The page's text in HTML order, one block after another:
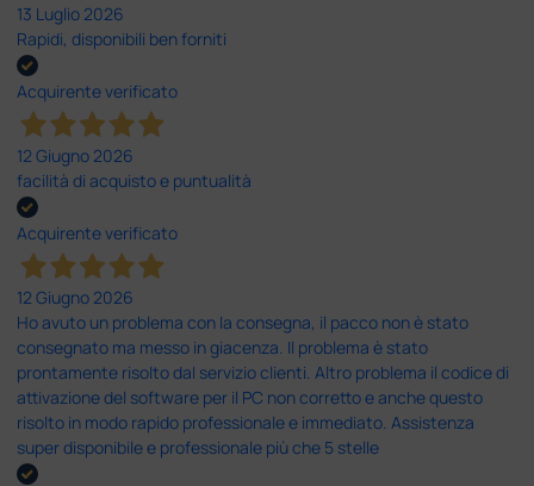
13 Luglio 2026
Rapidi, disponibili ben forniti
Acquirente verificato
12 Giugno 2026
facilità di acquisto e puntualità
Acquirente verificato
12 Giugno 2026
Ho avuto un problema con la consegna, il pacco non è stato
consegnato ma messo in giacenza. Il problema è stato
prontamente risolto dal servizio clienti. Altro problema il codice di
attivazione del software per il PC non corretto e anche questo
risolto in modo rapido professionale e immediato. Assistenza
super disponibile e professionale più che 5 stelle